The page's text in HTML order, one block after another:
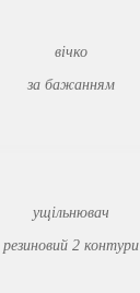
вічко
за бажанням
ущільнювач
резиновий 2 контури